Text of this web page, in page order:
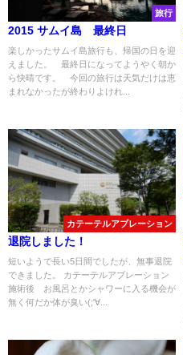
旅行
2015 サムイ島 最終日
楽しかったサムイ島旅行も、帰国の日を迎
えました。 最終日になってようやく朝か
ら快晴です。 今回の旅行は天気だけは恵
まれなかったが終わりよけれ...
カテーテルアブレーション
退院しました！
短いようで長い5日間でしたが、無事退院
できました。 カテーテルアブレーション
施術後 お風呂とかシャワーに入る機会が
無く何だか体が臭い(;'∀...